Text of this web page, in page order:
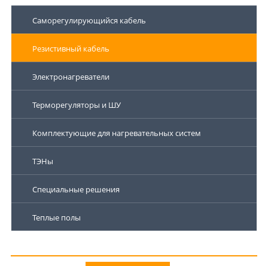
Саморегулирующийся кабель
Резистивный кабель
Электронагреватели
Терморегуляторы и ШУ
Комплектующие для нагревательных систем
ТЭНы
Специальные решения
Теплые полы